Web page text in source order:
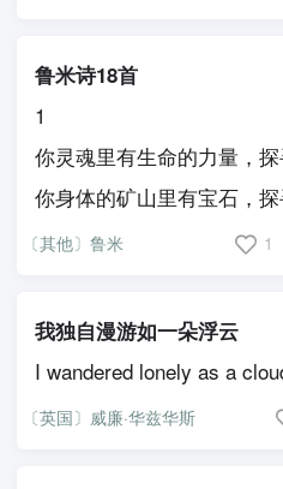
鲁米诗18首
1
你灵魂里有生命的力量，
你身体的矿山里有宝石，
〔其他〕鲁米 1
我独自漫游如一朵浮云
I wandered lonely as a
〔英国〕威廉·华兹华斯